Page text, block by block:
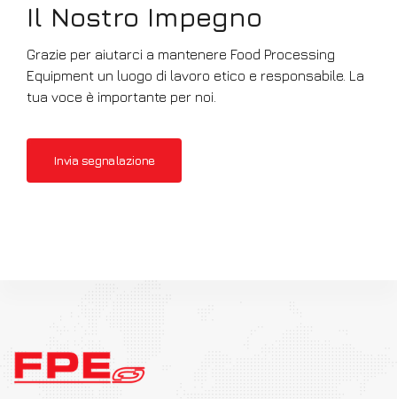
Il Nostro Impegno
Grazie per aiutarci a mantenere Food Processing
Equipment un luogo di lavoro etico e responsabile. La
tua voce è importante per noi.
Invia segnalazione